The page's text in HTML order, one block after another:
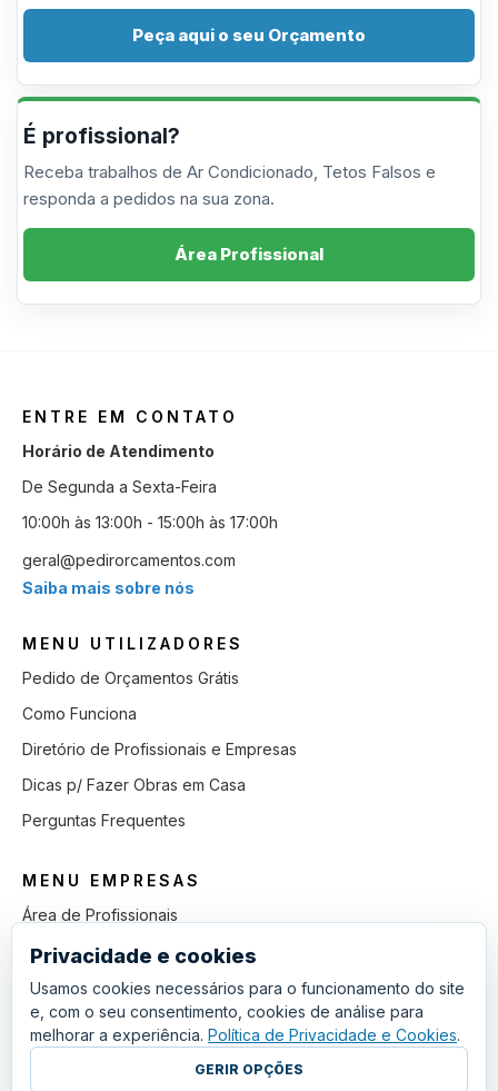
Peça aqui o seu Orçamento
É profissional?
Receba trabalhos de Ar Condicionado, Tetos Falsos e
responda a pedidos na sua zona.
Área Profissional
ENTRE EM CONTATO
Horário de Atendimento
De Segunda a Sexta-Feira
10:00h às 13:00h - 15:00h às 17:00h
geral@pedirorcamentos.com
Saiba mais sobre nós
MENU UTILIZADORES
Pedido de Orçamentos Grátis
Como Funciona
Diretório de Profissionais e Empresas
Dicas p/ Fazer Obras em Casa
Perguntas Frequentes
MENU EMPRESAS
Área de Profissionais
Como Funciona
Lista de Pedidos em Aberto
Como Ganhar mais Obras
Perguntas Frequentes
Privacidade e cookies
Usamos cookies necessários para o funcionamento do site
e, com o seu consentimento, cookies de análise para
melhorar a experiência. Política de Privacidade e Cookies.
GERIR OPÇÕES